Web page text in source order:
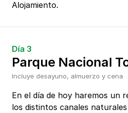
Alojamiento.
Día 3
Parque Nacional
Incluye desayuno, almuerzo y cena
En el día de hoy haremos un
los distintos canales